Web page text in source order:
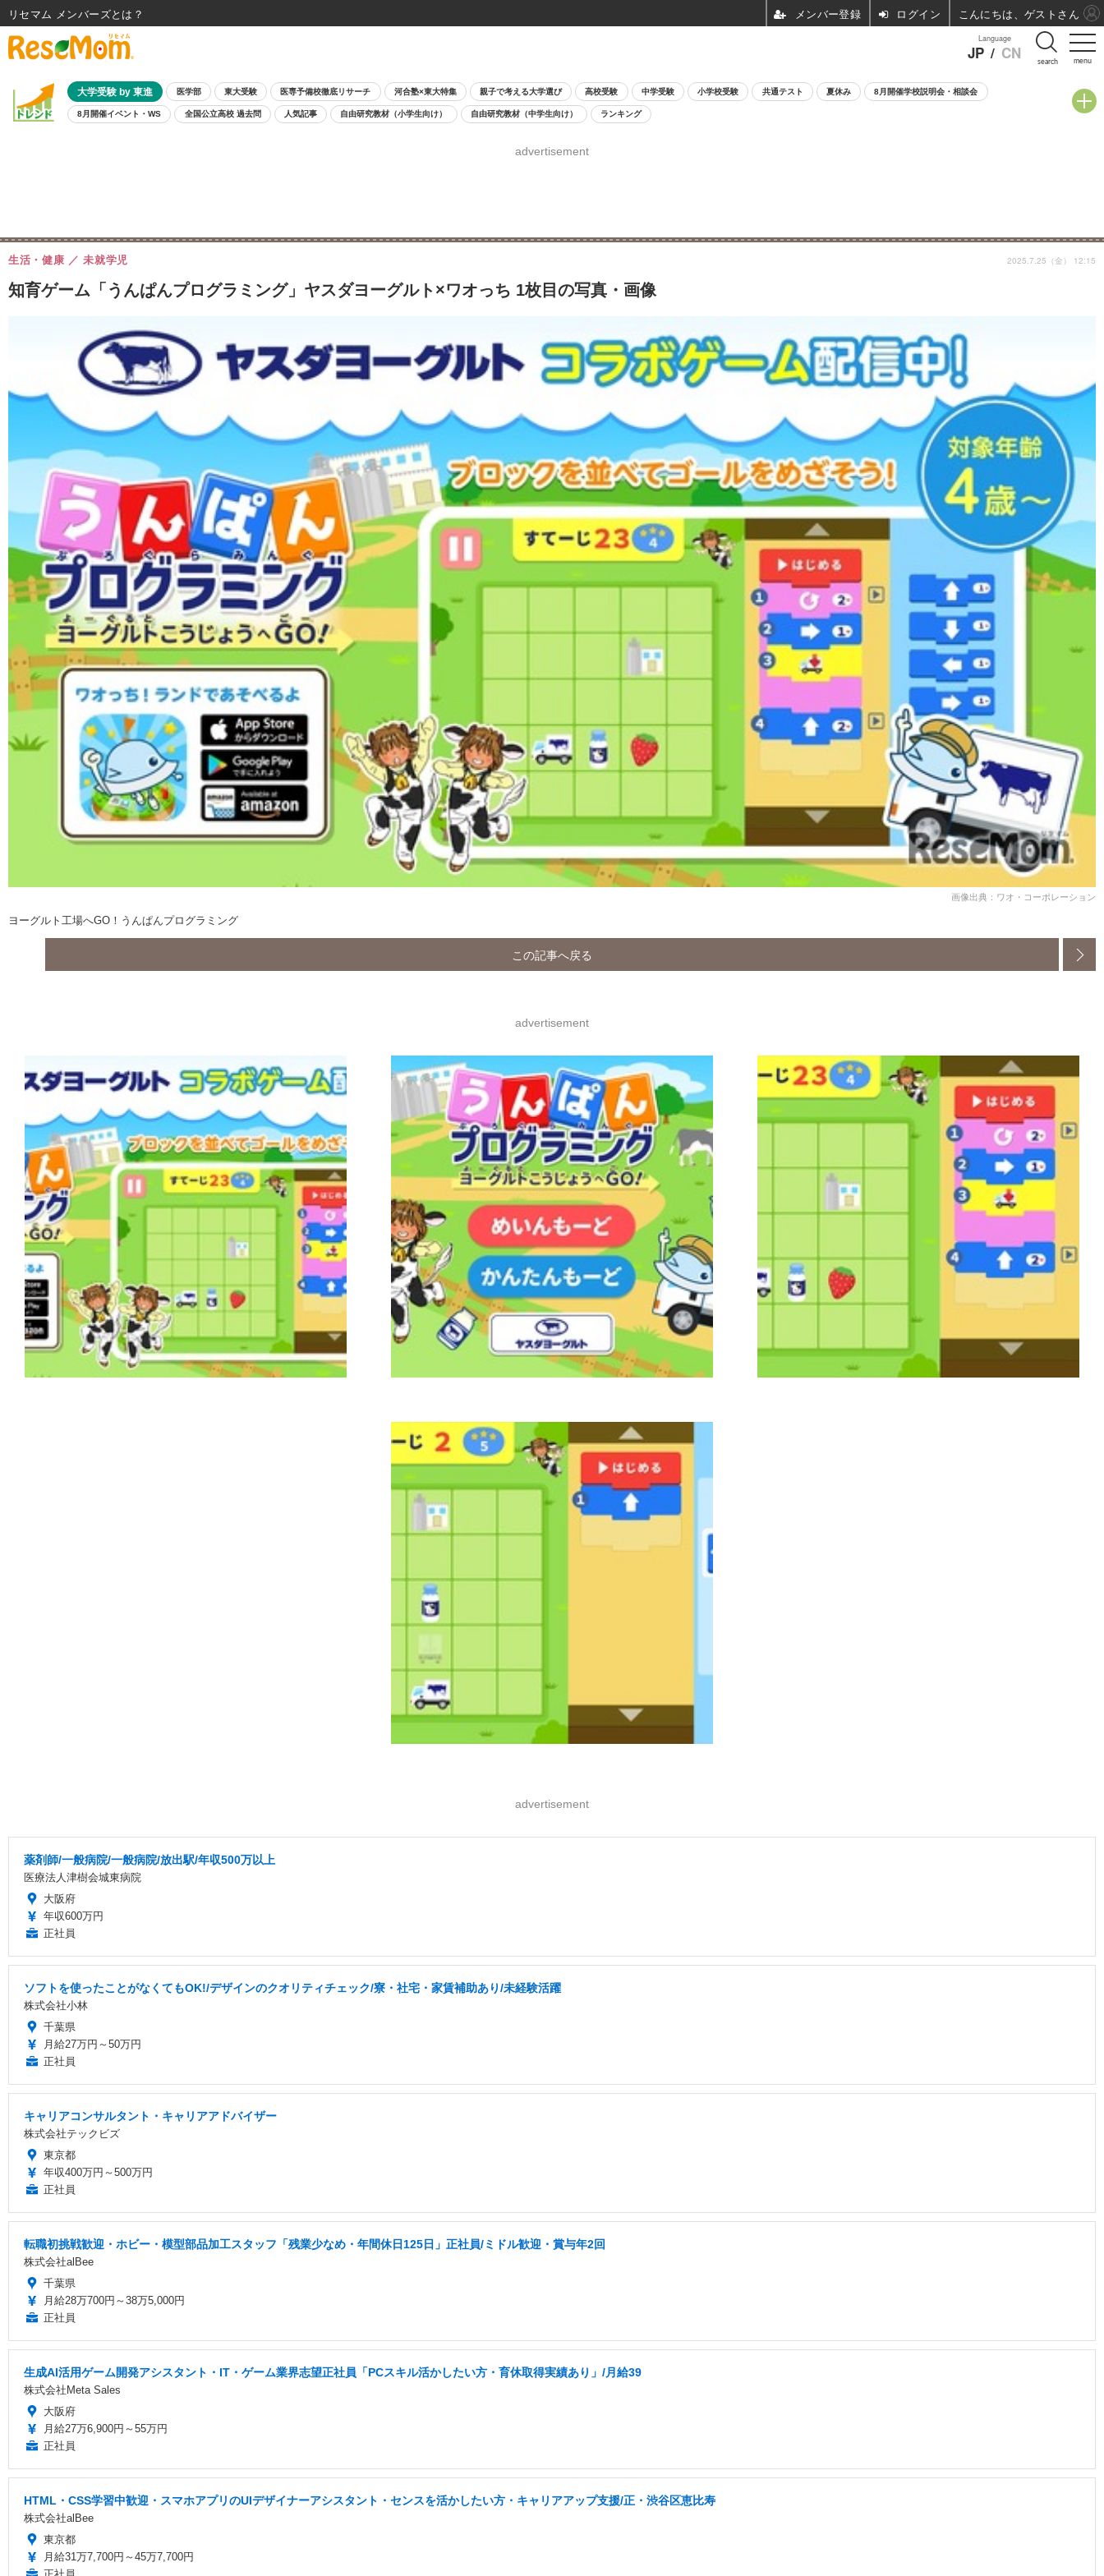
menu
Language
JP / CN search
大学受験 by 東進 医学部 東大受験 医専予備校徹底リサーチ 河合塾×東大特集 親子で考える大学選び 高校受験 中学受験 小学校受験 共通テスト 夏休み 8月開催学校説明会・相談会
8月開催イベント・WS 全国公立高校 過去問 人気記事 自由研究教材（小学生向け） 自由研究教材（中学生向け） ランキング
advertisement
知育ゲーム「うんぱんプログラミング」ヤスダヨーグルト×ワオっち 1枚目の写真・画像
生活・健康 未就学児 2025.7.25（金） 12:15
画像出典：ワオ・コーポレーション
ヨーグルト工場へGO！うんぱんプログラミング
この記事へ戻る
advertisement
advertisement
薬剤師/一般病院/一般病院/放出駅/年収500万以上
医療法人津樹会城東病院
大阪府
年収600万円
正社員
ソフトを使ったことがなくてもOK!/デザインのクオリティチェック/寮・社宅・家賃補助あり/未経験活躍
株式会社小林
千葉県
月給27万円～50万円
正社員
キャリアコンサルタント・キャリアアドバイザー
株式会社テックビズ
東京都
年収400万円～500万円
正社員
転職初挑戦歓迎・ホビー・模型部品加工スタッフ「残業少なめ・年間休日125日」正社員/ミドル歓迎・賞与年2回
株式会社alBee
千葉県
月給28万700円～38万5,000円
正社員
生成AI活用ゲーム開発アシスタント・IT・ゲーム業界志望正社員「PCスキル活かしたい方・育休取得実績あり」/月給39
株式会社Meta Sales
大阪府
月給27万6,900円～55万円
正社員
HTML・CSS学習中歓迎・スマホアプリのUIデザイナーアシスタント・センスを活かしたい方・キャリアアップ支援/正・渋谷区恵比寿
株式会社alBee
東京都
月給31万7,700円～45万7,700円
リセマム メンバーズ ログイン こんにちは、ゲストさん